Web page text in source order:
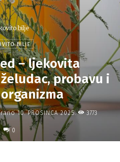
bilje
BILJE
– ljekovita
probavu i
10. PROSINCA 2025. 3773
0